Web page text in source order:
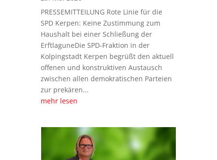
PRESSEMITTEILUNG Rote Linie für die
SPD Kerpen: Keine Zustimmung zum
Haushalt bei einer Schließung der
ErftlaguneDie SPD-Fraktion in der
Kolpingstadt Kerpen begrüßt den aktuell
offenen und konstruktiven Austausch
zwischen allen demokratischen Parteien
zur prekären...
mehr lesen